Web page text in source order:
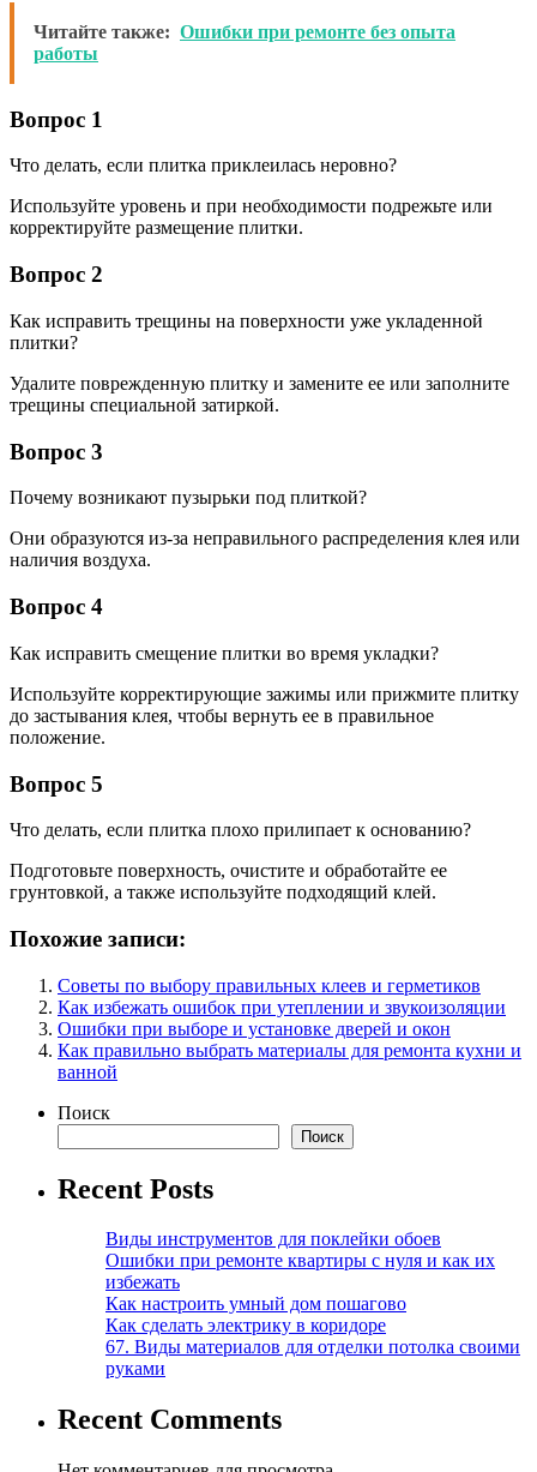
Читайте также: Ошибки при ремонте без опыта
работы
Вопрос 1
Что делать, если плитка приклеилась неровно?
Используйте уровень и при необходимости подрежьте или
корректируйте размещение плитки.
Вопрос 2
Как исправить трещины на поверхности уже укладенной
плитки?
Удалите поврежденную плитку и замените ее или заполните
трещины специальной затиркой.
Вопрос 3
Почему возникают пузырьки под плиткой?
Они образуются из-за неправильного распределения клея или
наличия воздуха.
Вопрос 4
Как исправить смещение плитки во время укладки?
Используйте корректирующие зажимы или прижмите плитку
до застывания клея, чтобы вернуть ее в правильное
положение.
Вопрос 5
Что делать, если плитка плохо прилипает к основанию?
Подготовьте поверхность, очистите и обработайте ее
грунтовкой, а также используйте подходящий клей.
Похожие записи:
Советы по выбору правильных клеев и герметиков
Как избежать ошибок при утеплении и звукоизоляции
Ошибки при выборе и установке дверей и окон
Как правильно выбрать материалы для ремонта кухни и
ванной
Поиск
Поиск
Recent Posts
Виды инструментов для поклейки обоев
Ошибки при ремонте квартиры с нуля и как их
избежать
Как настроить умный дом пошагово
Как сделать электрику в коридоре
67. Виды материалов для отделки потолка своими
руками
Recent Comments